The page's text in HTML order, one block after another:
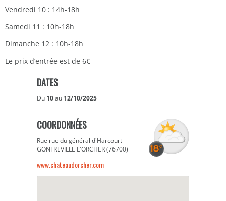
Vendredi 10 : 14h-18h
Samedi 11 : 10h-18h
Dimanche 12 : 10h-18h
Le prix d’entrée est de 6€
DATES
Du 10au 12/10/2025
COORDONNÉES
Rue rue du général d'Harcourt
GONFREVILLE L'ORCHER (76700)
www.chateaudorcher.com